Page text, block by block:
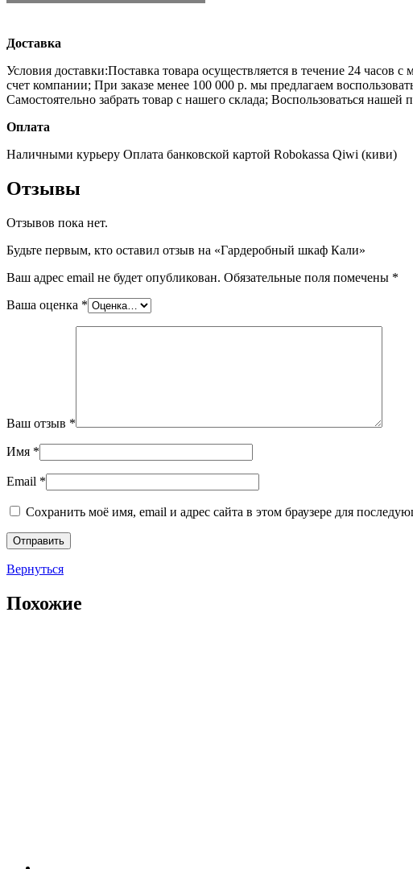
Доставка
Условия доставки:Поставка товара осуществляется в течение 24 часов
счет компании; При заказе менее 100 000 р. мы предлагаем
Самостоятельно забрать товар с нашего склада; Воспользоваться нашей
Оплата
Наличными курьеру Оплата банковской картой Robokassa Qiwi (киви)
Отзывы
Отзывов пока нет.
Будьте первым, кто оставил отзыв на «Гардеробный шкаф Кали»
Ваш адрес email не будет опубликован. Обязательные поля помечены *
Ваша оценка *
Ваш отзыв *
Имя *
Email *
Сохранить моё имя, email и адрес сайта в этом браузере для
Вернуться
Похожие